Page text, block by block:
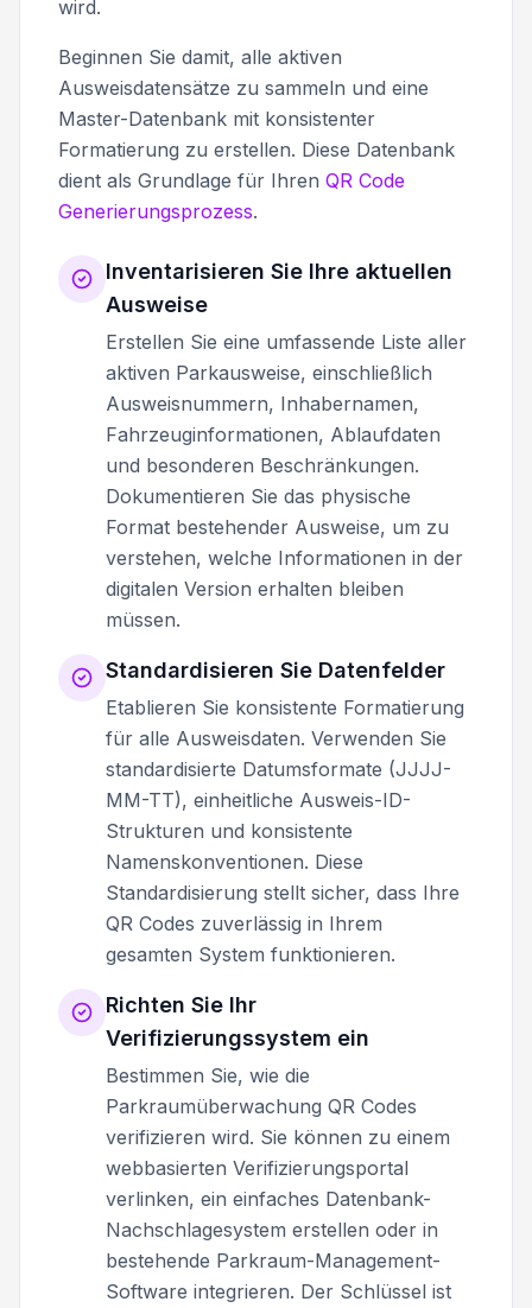
wird.
Beginnen Sie damit, alle aktiven
Ausweisdatensätze zu sammeln und eine
Master-Datenbank mit konsistenter
Formatierung zu erstellen. Diese Datenbank
dient als Grundlage für Ihren QR Code
Generierungsprozess.
Inventarisieren Sie Ihre aktuellen
Ausweise
Erstellen Sie eine umfassende Liste aller
aktiven Parkausweise, einschließlich
Ausweisnummern, Inhabernamen,
Fahrzeuginformationen, Ablaufdaten
und besonderen Beschränkungen.
Dokumentieren Sie das physische
Format bestehender Ausweise, um zu
verstehen, welche Informationen in der
digitalen Version erhalten bleiben
müssen.
Standardisieren Sie Datenfelder
Etablieren Sie konsistente Formatierung
für alle Ausweisdaten. Verwenden Sie
standardisierte Datumsformate (JJJJ-
MM-TT), einheitliche Ausweis-ID-
Strukturen und konsistente
Namenskonventionen. Diese
Standardisierung stellt sicher, dass Ihre
QR Codes zuverlässig in Ihrem
gesamten System funktionieren.
Richten Sie Ihr
Verifizierungssystem ein
Bestimmen Sie, wie die
Parkraumüberwachung QR Codes
verifizieren wird. Sie können zu einem
webbasierten Verifizierungsportal
verlinken, ein einfaches Datenbank-
Nachschlagesystem erstellen oder in
bestehende Parkraum-Management-
Software integrieren. Der Schlüssel ist